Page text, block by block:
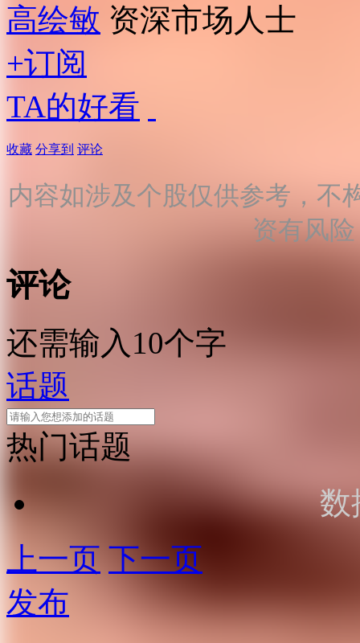
高绘敏 资深市场人士
+订阅
TA的好看
收藏 分享到 评论
内容如涉及个股仅供参考，不
资有风
评论
还需输入10个字
话题
热门话题
数
上一页 下一页
发布